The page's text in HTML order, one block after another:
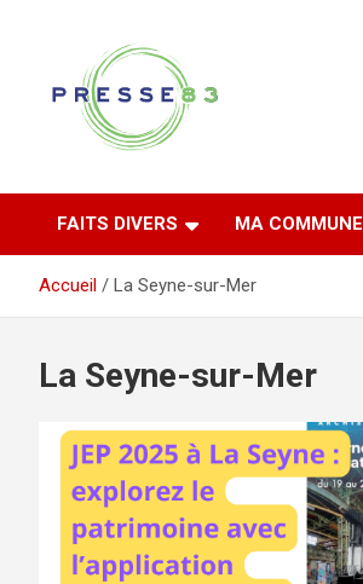
Presse 83
FAITS DIVERS MA COMMUNE
Accueil La Seyne-sur-Mer
La Seyne-sur-Mer